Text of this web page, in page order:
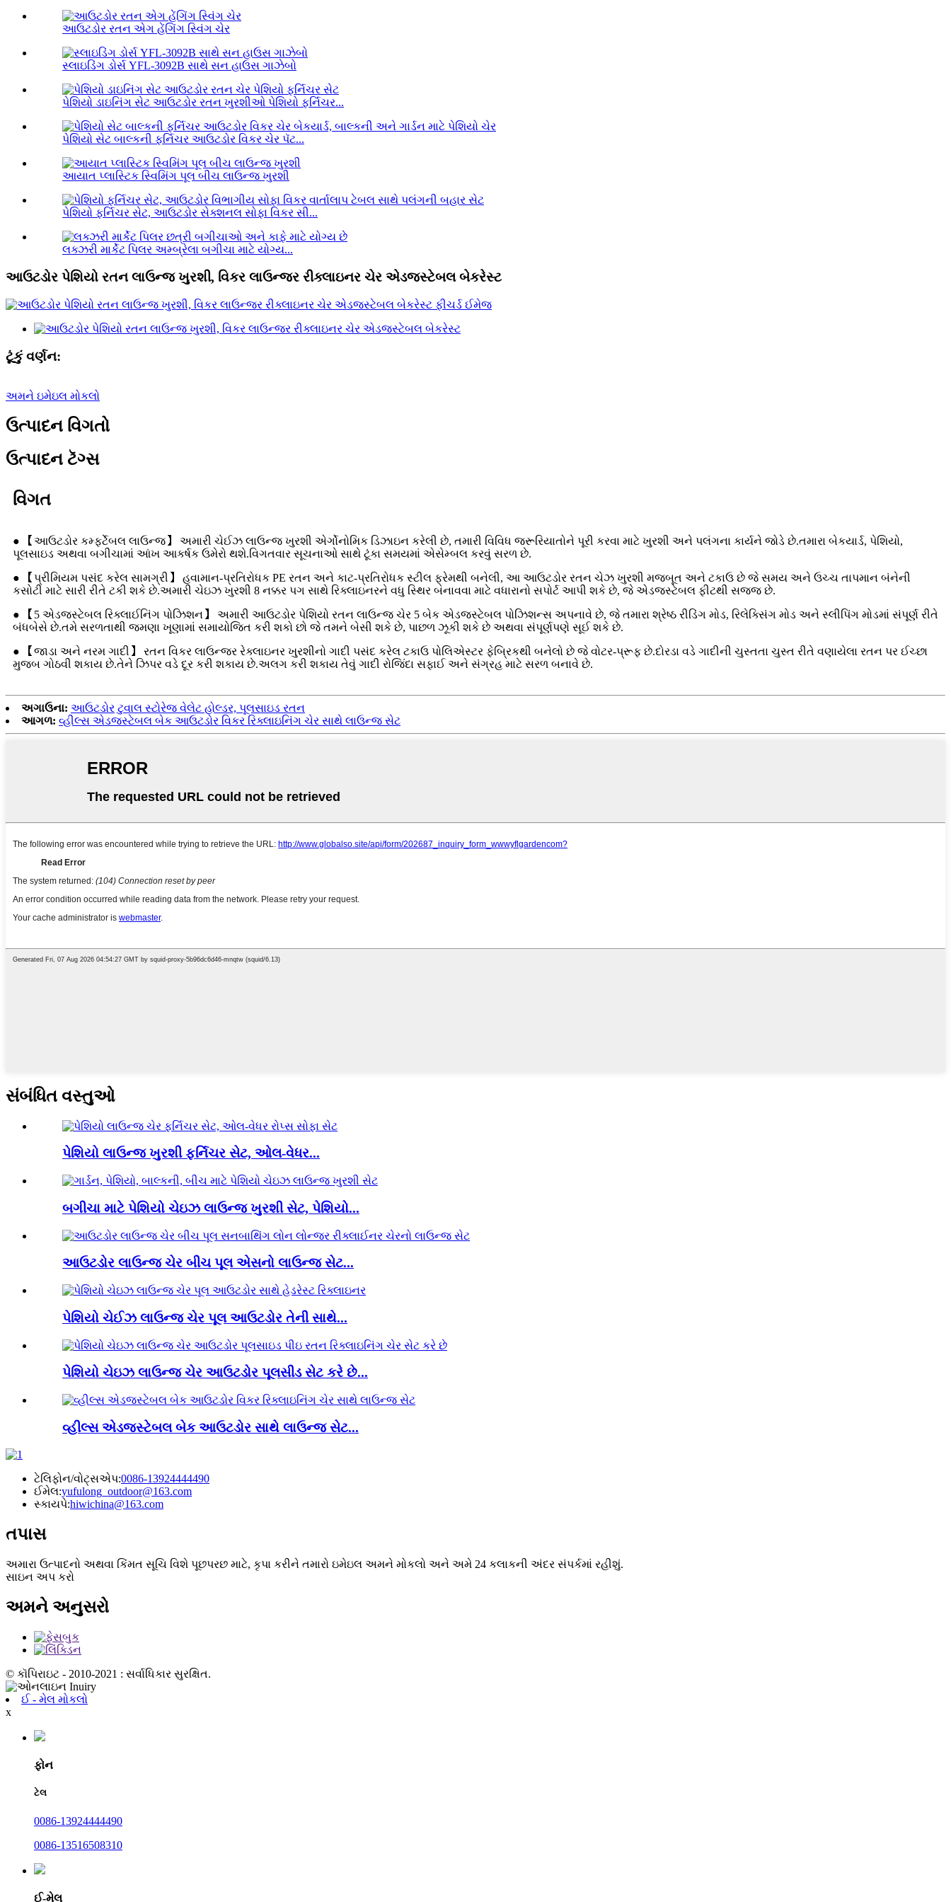
આઉટડોર રતન એગ હેંગિંગ સ્વિંગ ચેર
સ્લાઇડિંગ ડોર્સ YFL-3092B સાથે સન હાઉસ ગાઝેબો
પેશિયો ડાઇનિંગ સેટ આઉટડોર રતન ખુરશીઓ પેશિયો ફર્નિચર...
પેશિયો સેટ બાલ્કની ફર્નિચર આઉટડોર વિકર ચેર પૅટ...
આયાત પ્લાસ્ટિક સ્વિમિંગ પૂલ બીચ લાઉન્જ ખુરશી
પેશિયો ફર્નિચર સેટ, આઉટડોર સેક્શનલ સોફા વિકર સી...
લક્ઝરી માર્કેટ પિલર અમ્બ્રેલા બગીચા માટે યોગ્ય...
આઉટડોર પેશિયો રતન લાઉન્જ ખુરશી, વિકર લાઉન્જર રીક્લાઇનર ચેર એડજસ્ટેબલ બેકરેસ્ટ
ટૂંકું વર્ણન:
અમને ઇમેઇલ મોકલો
ઉત્પાદન વિગતો
ઉત્પાદન ટૅગ્સ
વિગત
● 【આઉટડોર કમ્ફર્ટેબલ લાઉન્જ】 અમારી ચેઈઝ લાઉન્જ ખુરશી એર્ગોનોમિક ડિઝાઇન કરેલી છે, તમારી વિવિધ જરૂરિયાતોને પૂરી કરવા માટે ખુરશી અને પલંગના કાર્યને જોડે છે.તમારા બેકયાર્ડ, પેશિયો,
પૂલસાઇડ અથવા બગીચામાં આંખ આકર્ષક ઉમેરો થશે.વિગતવાર સૂચનાઓ સાથે ટૂંકા સમયમાં એસેમ્બલ કરવું સરળ છે.
● 【પ્રીમિયમ પસંદ કરેલ સામગ્રી】 હવામાન-પ્રતિરોધક PE રતન અને કાટ-પ્રતિરોધક સ્ટીલ ફ્રેમથી બનેલી, આ આઉટડોર રતન ચેઝ ખુરશી મજબૂત અને ટકાઉ છે જે સમય અને ઉચ્ચ તાપમાન બંનેની
કસોટી માટે સારી રીતે ટકી શકે છે.અમારી ચેઇઝ ખુરશી 8 નક્કર પગ સાથે રિક્લાઇનરને વધુ સ્થિર બનાવવા માટે વધારાનો સપોર્ટ આપી શકે છે, જે એડજસ્ટેબલ ફીટથી સજ્જ છે.
● 【5 એડજસ્ટેબલ રિક્લાઈનિંગ પોઝિશન】 અમારી આઉટડોર પેશિયો રતન લાઉન્જ ચેર 5 બેક એડજસ્ટેબલ પોઝિશન્સ અપનાવે છે, જે તમારા શ્રેષ્ઠ રીડિંગ મોડ, રિલેક્સિંગ મોડ અને સ્લીપિંગ મોડમાં સંપૂર્ણ રીતે
બંધબેસે છે.તમે સરળતાથી જમણા ખૂણામાં સમાયોજિત કરી શકો છો જે તમને બેસી શકે છે, પાછળ ઝૂકી શકે છે અથવા સંપૂર્ણપણે સૂઈ શકે છે.
● 【જાડા અને નરમ ગાદી】 રતન વિકર લાઉન્જર રેક્લાઇનર ખુરશીનો ગાદી પસંદ કરેલ ટકાઉ પોલિએસ્ટર ફેબ્રિકથી બનેલો છે જે વોટર-પ્રૂફ છે.દોરડા વડે ગાદીની ચુસ્તતા ચુસ્ત રીતે વણાયેલા રતન પર ઈચ્છા
મુજબ ગોઠવી શકાય છે.તેને ઝિપર વડે દૂર કરી શકાય છે.અલગ કરી શકાય તેવું ગાદી રોજિંદા સફાઈ અને સંગ્રહ માટે સરળ બનાવે છે.
અગાઉના: આઉટડોર ટુવાલ સ્ટોરેજ વેલેટ હોલ્ડર, પૂલસાઇડ રતન
આગળ: વ્હીલ્સ એડજસ્ટેબલ બેક આઉટડોર વિકર રિક્લાઇનિંગ ચેર સાથે લાઉન્જ સેટ
સંબંધિત વસ્તુઓ
પેશિયો લાઉન્જ ખુરશી ફર્નિચર સેટ, ઓલ-વેધર...
બગીચા માટે પેશિયો ચેઇઝ લાઉન્જ ખુરશી સેટ, પેશિયો...
આઉટડોર લાઉન્જ ચેર બીચ પૂલ એસનો લાઉન્જ સેટ...
પેશિયો ચેઈઝ લાઉન્જ ચેર પૂલ આઉટડોર તેની સાથે...
પેશિયો ચેઇઝ લાઉન્જ ચેર આઉટડોર પૂલસીડ સેટ કરે છે...
વ્હીલ્સ એડજસ્ટેબલ બેક આઉટડોર સાથે લાઉન્જ સેટ...
ટેલિફોન/વોટ્સએપ:0086-13924444490
ઈમેલ:yufulong_outdoor@163.com
સ્કાયપે:hiwichina@163.com
તપાસ
અમારા ઉત્પાદનો અથવા કિંમત સૂચિ વિશે પૂછપરછ માટે, કૃપા કરીને તમારો ઇમેઇલ અમને મોકલો અને અમે 24 કલાકની અંદર સંપર્કમાં રહીશું.
સાઇન અપ કરો
અમને અનુસરો
© કૉપિરાઇટ - 2010-2021 : સર્વાધિકાર સુરક્ષિત.
ઈ - મેલ મોકલો
x
ફોન
ટેલ
0086-13924444490
0086-13516508310
ઈ-મેલ